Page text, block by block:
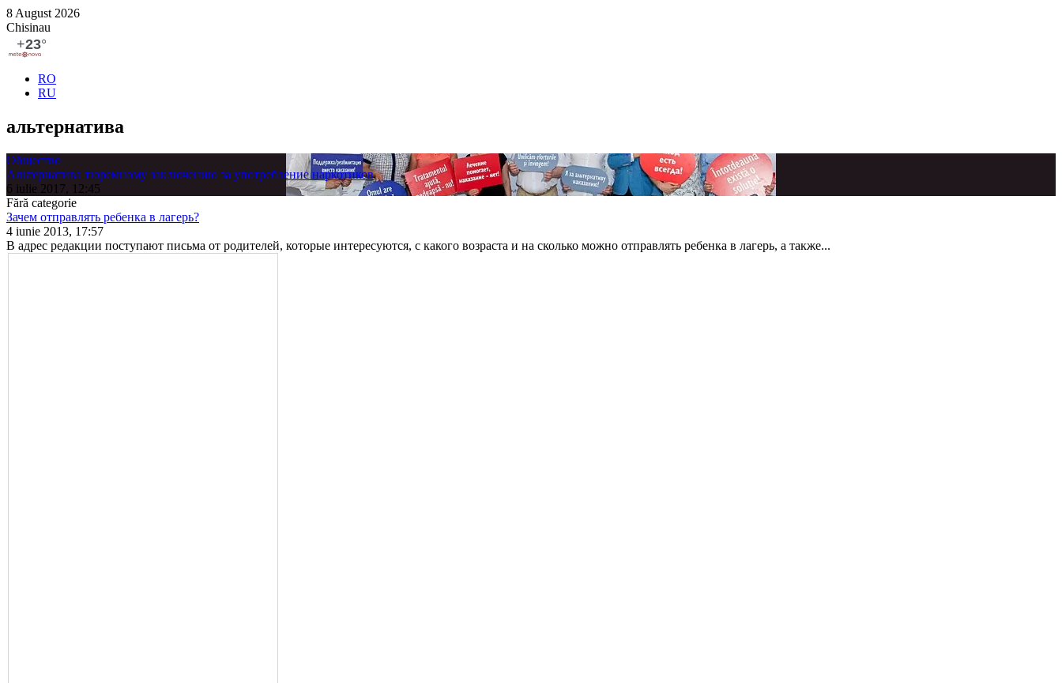
8 August 2026
Chisinau
RO
RU
альтернатива
Общество
Альтернатива тюремному заключению за употребление наркотиков
6 iulie 2017, 12:45
Fără categorie
Зачем отправлять ребенка в лагерь?
4 iunie 2013, 17:57
В адрес редакции поступа­ют письма от родителей, которые инте­ресуются, с какого возраста и на сколько можно отправлять ребенка в лагерь, а также...